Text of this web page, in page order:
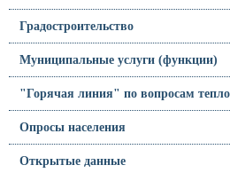
Градостроительство
Муниципальные услуги (функции)
"Горячая линия" по вопросам
Опросы населения
Открытые данные